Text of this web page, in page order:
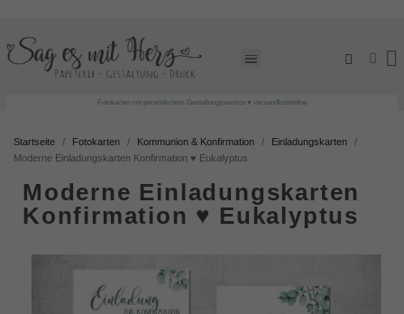
Fotokarten mit persönlichem Gestaltungsservice ♥ versandkostenfrei
Startseite Fotokarten Kommunion & Konfirmation
Einladungskarten
Moderne Einladungskarten Konfirmation ♥ Eukalyptus
Moderne Einladungskarten
Konfirmation ♥ Eukalyptus